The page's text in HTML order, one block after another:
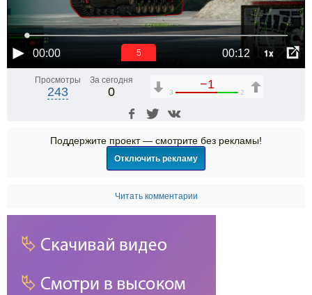
00:00 00:12 1x
5
Просмотры
243
За сегодня
0
−1
3 2
Поддержите проект — смотрите без рекламы!
Отключить рекламу
Читать комментарии